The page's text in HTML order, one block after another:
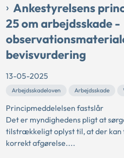
Ankestyrelsens
25 om arbejdsskade -
bevisvurdering
13-05-2025
Arbejdsskadeloven Arbejdsskade
Principmeddelelsen fastslår
Det er myndighedens pligt at
tilstrækkeligt oplyst til, at der
korrekt afgørelse....